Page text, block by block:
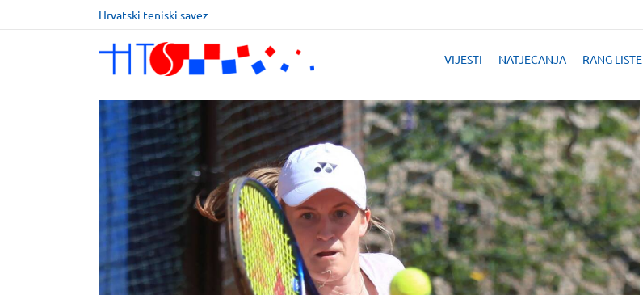
Hrvatski teniski savez
VIJESTI NATJECANJA RANG LISTE